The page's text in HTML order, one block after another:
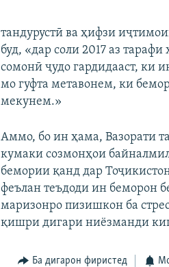
тандурустӣ ва ҳифзи
буд, «дар соли 2017 аз
сомонӣ ҷудо гардидааст, ки
мо гуфта метавонем, ки
мекунем.»
Аммо, бо ин ҳама, Вазорати
кумаки созмонҳои
бемории қанд дар
феълан теъдоди ин беморон
маризонро пизишкон ба
қишри дигари ниёзманди
Ба дигарон фиристед